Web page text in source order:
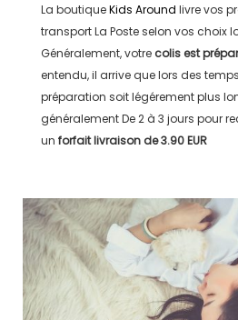
La boutiqueKids Around livre vos
transportLa Posteselon vos choix
Généralement, votre colis est
entendu, il arrive que lors des
préparation soit légérement plus
généralementDe 2 à 3 jours pour
un forfait livraison de3.90 EUR